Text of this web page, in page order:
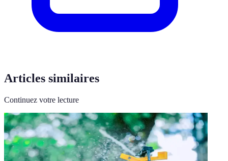
Articles similaires
Continuez votre lecture